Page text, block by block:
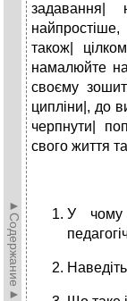
►Содержание►
задавання|
також|
намалюйте
своєму
ципліни|, до
черпнути|
свого життя
У чому